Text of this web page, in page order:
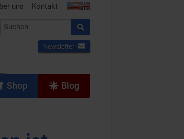
uns Kontakt
Newsletter
Shop Blog